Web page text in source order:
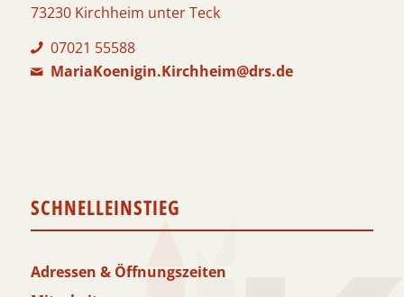
73230 Kirchheim unter Teck
07021 55588
MariaKoenigin.Kirchheim@drs.de
SCHNELLEINSTIEG
Adressen & Öffnungszeiten